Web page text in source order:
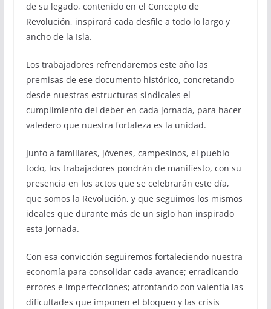
de su legado, contenido en el Concepto de
Revolución, inspirará cada desfile a todo lo largo y
ancho de la Isla.
Los trabajadores refrendaremos este año las
premisas de ese documento histórico, concretando
desde nuestras estructuras sindicales el
cumplimiento del deber en cada jornada, para hacer
valedero que nuestra fortaleza es la unidad.
Junto a familiares, jóvenes, campesinos, el pueblo
todo, los trabajadores pondrán de manifiesto, con su
presencia en los actos que se celebrarán este día,
que somos la Revolución, y que seguimos los mismos
ideales que durante más de un siglo han inspirado
esta jornada.
Con esa convicción seguiremos fortaleciendo nuestra
economía para consolidar cada avance; erradicando
errores e imperfecciones; afrontando con valentía las
dificultades que imponen el bloqueo y las crisis